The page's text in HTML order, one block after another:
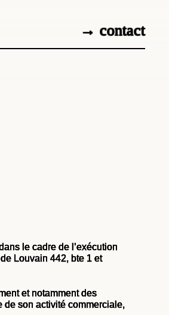
→ contact
le cadre de l’exécution
Louvain 442, bte 1 et
et notamment des
de son activité commerciale,